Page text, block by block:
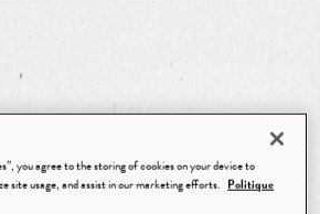
you agree to the storing of cookies on your device to
site usage, and assist in our marketing efforts. Politique